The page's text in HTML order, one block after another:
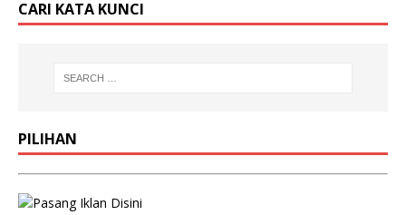
CARI KATA KUNCI
PILIHAN